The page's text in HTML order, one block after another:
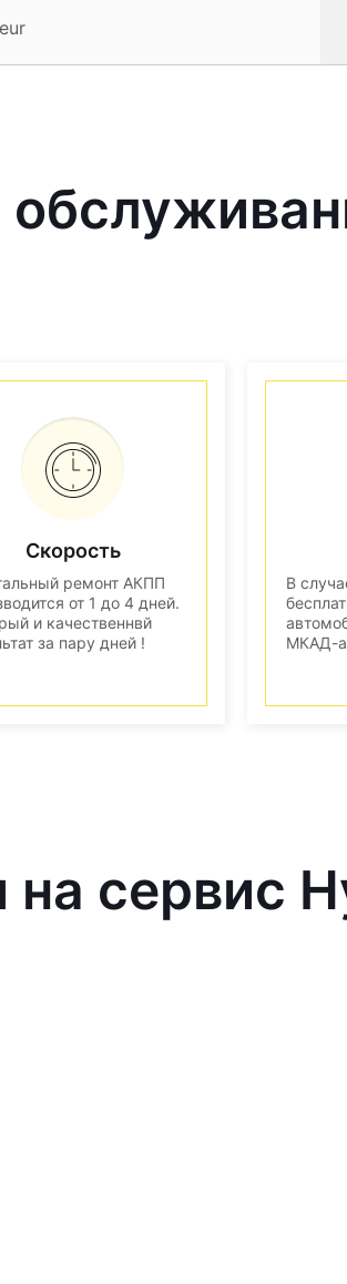
Скорость
ремонт АКПП
от 1 до 4 дней.
и качественнвй
за пару дней !
В
МКАД-а
на сервис